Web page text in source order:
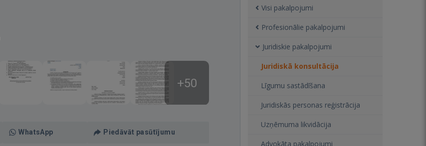
+50
WhatsApp Piedāvāt pasūtījumu
Visi pakalpojumi
Profesionālie pakalpojumi
Juridiskie pakalpojumi
Juridiskā konsultācija
Līgumu sastādīšana
Juridiskās personas reģistrācija
Uzņēmuma likvidācija
Advokāta pakalpojumi